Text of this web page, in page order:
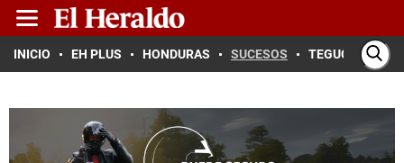
INICIO EH PLUS HONDURAS SUCESOS TEGUCIGALPA